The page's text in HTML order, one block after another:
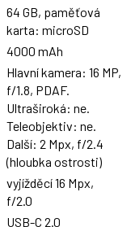
64 GB, paměťová
karta: microSD
4000 mAh
Hlavní kamera: 16 MP,
f/1.8, PDAF.
Ultraširoká: ne.
Teleobjektiv: ne.
Další: 2 Mpx, f/2.4
(hloubka ostrosti)
vyjížděcí 16 Mpx,
f/2.0
USB-C 2.0